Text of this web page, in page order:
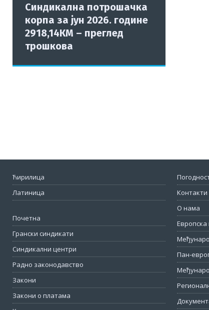
Синдикална потрошачка
корпа за јун 2026. године
2918,14КМ – преглед
трошкова
Ћирилица
Латиница
Почетна
Грански синдикати
Синдикални центри
Радно законодавство
Закони
Закони о платама
Контакти
О нама
Пан-